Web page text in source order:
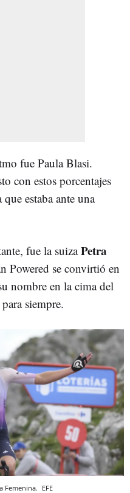
fue Paula Blasi.
con estos porcentajes
estaba ante una
fue la suizaPetra
Powered se convirtió en
nombre en la cima del
siempre.
Femenina. EFE